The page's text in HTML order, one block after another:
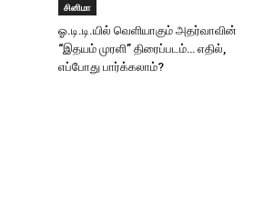
சினிமா
ஓ.டி.டி.யில் வெளியாகும் அதர்வாவின்
“இதயம் முரளி” திரைப்படம்… எதில்,
எப்போது பார்க்கலாம்?